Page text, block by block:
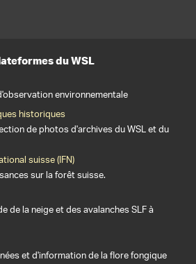
du WSL
environnementale
historiques
de photos d'archives du WSL et du
suisse (IFN)
sur la forêt suisse.
de la neige et des avalanches SLF à
et d'information de la flore fongique